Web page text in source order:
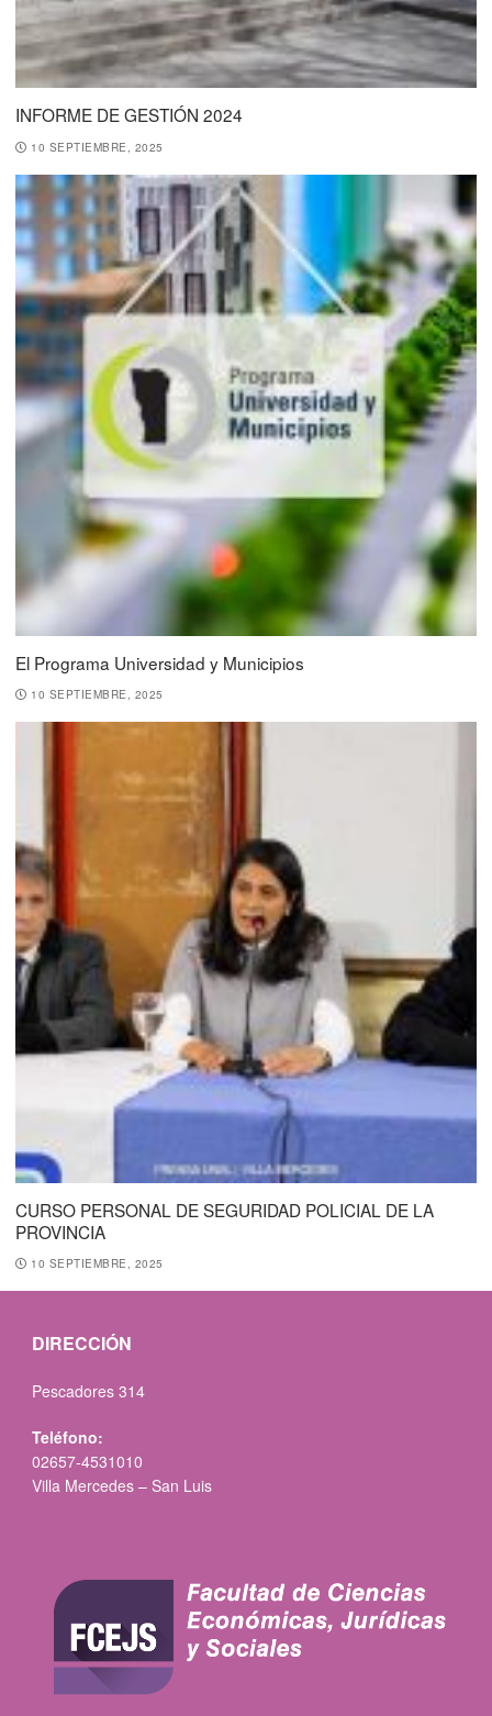
INFORME DE GESTIÓN 2024
10 SEPTIEMBRE, 2025
El Programa Universidad y Municipios
10 SEPTIEMBRE, 2025
CURSO PERSONAL DE SEGURIDAD POLICIAL DE LA
PROVINCIA
10 SEPTIEMBRE, 2025
DIRECCIÓN
Pescadores 314
Teléfono:
02657-4531010
Villa Mercedes – San Luis